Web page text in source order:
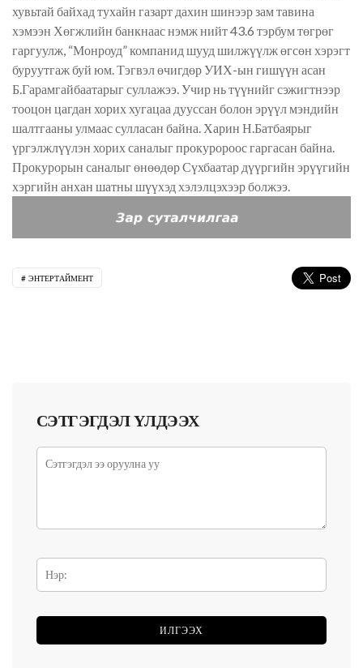
хувьтай байхад тухайн газарт дахин шинээр зам тавина
хэмээн Хөгжлийн банкнаас нэмж нийт 43.6 тэрбум төгрөг
гаргуулж, “Монроуд” компанид шууд шилжүүлж өгсөн хэрэгт
буруутгаж буй юм. Тэгвэл өчигдөр УИХ-ын гишүүн асан
Б.Гарамгайбаатарыг суллажээ. Учир нь түүнийг сэжигтнээр
тооцон цагдан хорих хугацаа дууссан болон эрүүл мэндийн
шалтгааны улмаас сулласан байна. Харин Н.Батбаярыг
үргэлжлүүлэн хорих саналыг прокуророос гаргасан байна.
Прокурорын саналыг өнөөдөр Сүхбаатар дүүргийн эрүүгийн
хэргийн анхан шатны шүүхэд хэлэлцэхээр болжээ.
ЭНТЕРТАЙМЕНТ
СЭТГЭГДЭЛ ҮЛДЭЭХ